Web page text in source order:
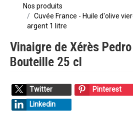
Nos produits
Cuvée France - Huile d'olive
argent 1 litre
Vinaigre de Xérès
Bouteille 25 cl
Twitter Pinterest
Linkedin